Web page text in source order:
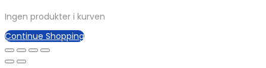
Ingen produkter i kurven
Continue Shopping